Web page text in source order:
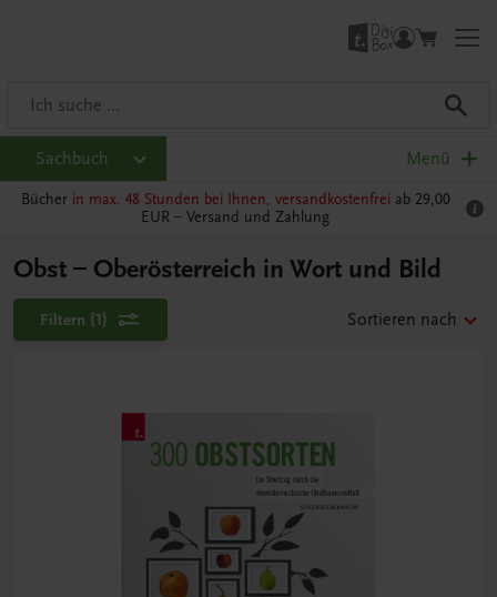
Sachbuch Menü
Bücher in max. 48 Stunden bei Ihnen, versandkostenfrei ab 29,00
EUR – Versand und Zahlung
Obst – Oberösterreich in Wort und Bild
Filtern (1) Sortieren nach